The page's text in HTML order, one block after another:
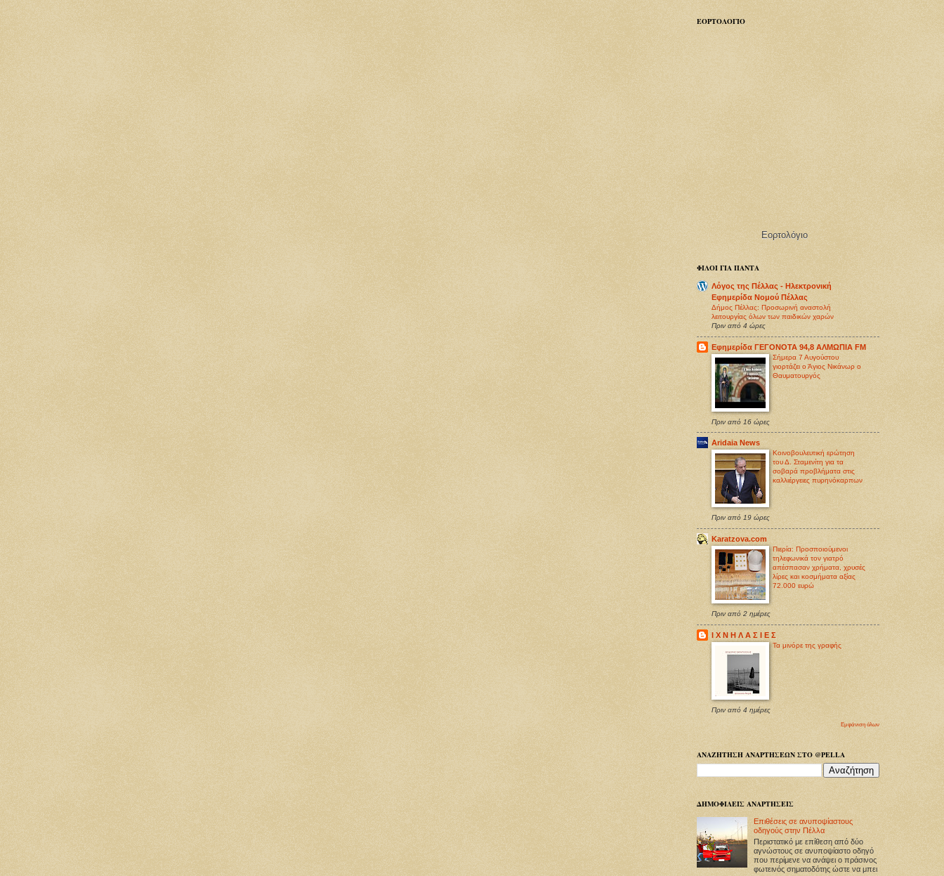
ΕΟΡΤΟΛΟΓΙΟ
Εορτολόγιο
ΦΙΛΟΙ ΓΙΑ ΠΑΝΤΑ
Λόγος της Πέλλας - Ηλεκτρονική
Εφημερίδα Νομού Πέλλας
Δήμος Πέλλας: Προσωρινή αναστολή
λειτουργίας όλων των παιδικών χαρών
Πριν από 4 ώρες
Εφημερίδα ΓΕΓΟΝΟΤΑ 94,8 ΑΛΜΩΠΙΑ FM
Σήμερα 7 Αυγούστου
γιορτάζει ο Άγιος Νικάνωρ ο
Θαυματουργός
Πριν από 16 ώρες
Aridaia News
Κοινοβουλευτική ερώτηση
του Δ. Σταμενίτη για τα
σοβαρά προβλήματα στις
καλλιέργειες πυρηνόκαρπων
Πριν από 19 ώρες
Karatzova.com
Πιερία: Προσποιούμενοι
τηλεφωνικά τον γιατρό
απέσπασαν χρήματα, χρυσές
λίρες και κοσμήματα αξίας
72.000 ευρώ
Πριν από 2 ημέρες
Ι Χ Ν Η Λ Α Σ Ι Ε Σ
Τα μινόρε της γραφής
Πριν από 4 ημέρες
Εμφάνιση όλων
ΑΝΑΖΗΤΗΣΗ ΑΝΑΡΤΗΣΕΩΝ ΣΤΟ @PELLA
ΔΗΜΟΦΙΛΕΙΣ ΑΝΑΡΤΗΣΕΙΣ
Επιθέσεις σε ανυποψίαστους
οδηγούς στην Πέλλα
Περιστατικό με επίθεση από δύο
αγνώστους σε ανυποψίαστο οδηγό
που περίμενε να ανάψει ο πράσινος
φωτεινός σηματοδότης ώστε να μπει